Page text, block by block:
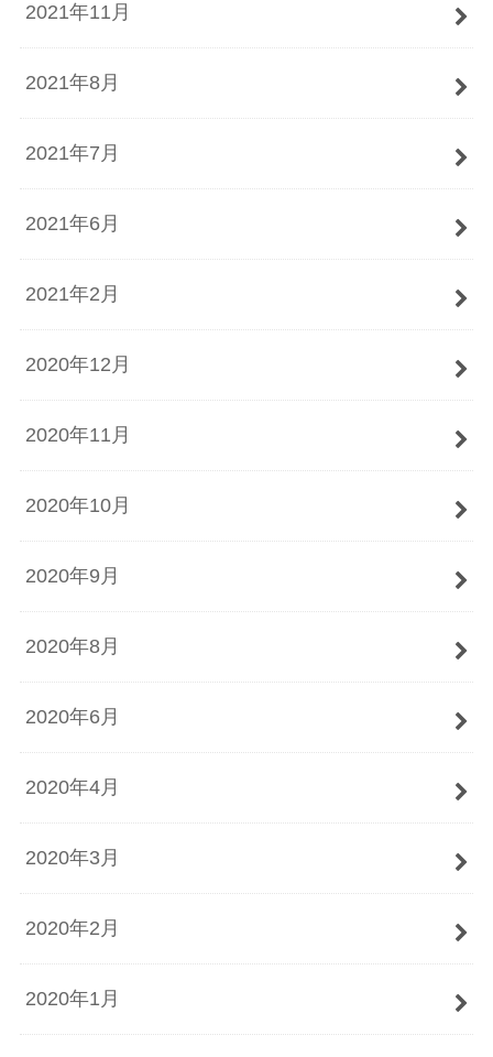
2021年11月
2021年8月
2021年7月
2021年6月
2021年2月
2020年12月
2020年11月
2020年10月
2020年9月
2020年8月
2020年6月
2020年4月
2020年3月
2020年2月
2020年1月